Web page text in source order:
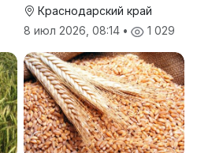
Краснодарский край
8 июл 2026, 08:14 • 1 029